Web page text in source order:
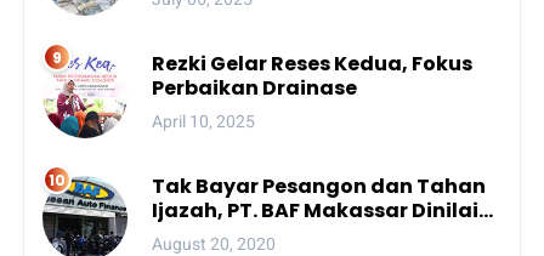
Rezki Gelar Reses Kedua, Fokus
Perbaikan Drainase
April 10, 2025
Tak Bayar Pesangon dan Tahan
Ijazah, PT. BAF Makassar Dinilai
Wajib Dibekukan
August 20, 2020